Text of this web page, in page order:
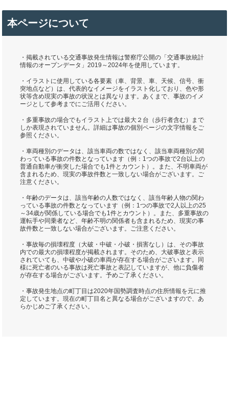
本ページについて
・掲載されている交通事故発生情報は警察庁公開の「交通事故統計
情報のオープンデータ」2019～2024年を使用しています。
・イラストに使用している各要素（車、背景、車、天候、信号、衝
突地点など）は、代表的なイメージをイラスト化しており、色や形
状等含め現実の事故の状況とは異なります。あくまで、事故のイメ
ージとして参考までにご活用ください。
・多重事故の場合でもイラスト上では最大２台（歩行者含む）まで
しか表現されていません。詳細は事故の個別ページの文字情報をご
参照ください。
・車両種別のデータは、該当車両の数ではなく、該当車両種別の関
わっている事故の件数となっています（例：1つの事故で2台以上の
普通自動車が衝突した場合でも1件とカウント）。また、不明車両が
含まれるため、現実の事故件数と一致しない場合がございます。ご
注意ください。
・年齢のデータは、該当年齢の人数ではなく、該当年齢人物の関わ
っている事故の件数となっています（例：1つの事故で2人以上の25
～34歳が関係している場合でも1件とカウント）。また、多重事故の
運転手や同乗者など、年齢不明の関係者も含まれるため、現実の事
故件数と一致しない場合がございます。ご注意ください。
・事故毎の損壊程度（大破・中破・小破・損害なし）は、その事故
内での最大の損壊程度が掲載されます。そのため、大破事故と表示
されていても、中破や小破の車両が存在する場合がございます。同
様に死亡者のいる事故は死亡事故と表記していますが、他に負傷者
が存在する場合がございます。予めご了承ください。
・事故発生地点の町丁目は2020年国勢調査時点の住所情報を元に推
定しています。現在の町丁目名と異なる場合がございますので、あ
らかじめご了承ください。